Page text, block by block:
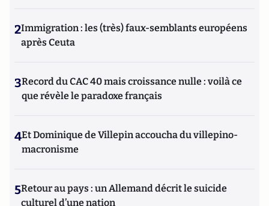
2Immigration : les (très) faux-semblants européens
après Ceuta
3Record du CAC 40 mais croissance nulle : voilà ce
que révèle le paradoxe français
4Et Dominique de Villepin accoucha du villepino-
macronisme
5Retour au pays : un Allemand décrit le suicide
culturel d’une nation